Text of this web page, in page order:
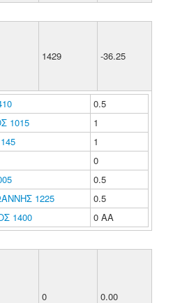
1429 -36.25
0.5
1015
1
1
0
0.5
1225
0.5
1400
0 ΑΑ
0 0.00